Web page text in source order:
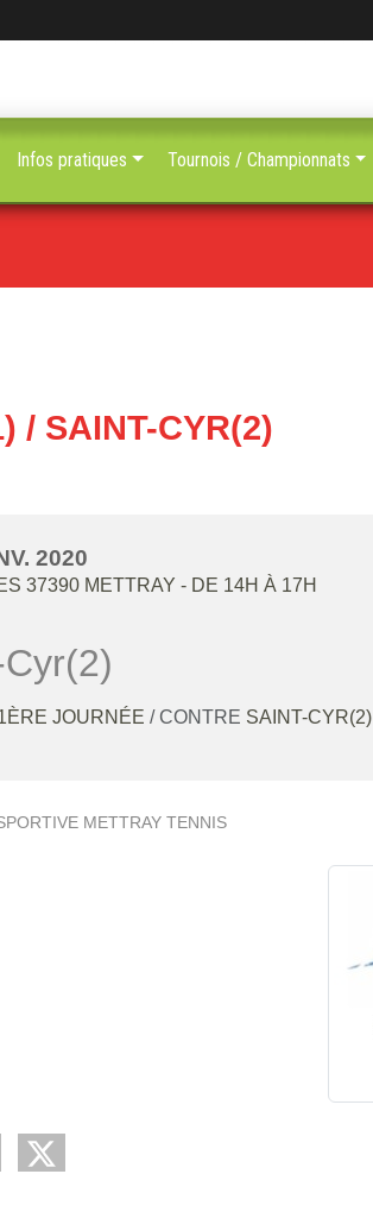
/ SAINT-CYR(2)
2020
37390 METTRAY - DE 14H À 17H
JOURNÉE / CONTRE SAINT-CYR(2)
METTRAY TENNIS
Infos pratiques Tournois / Championnats